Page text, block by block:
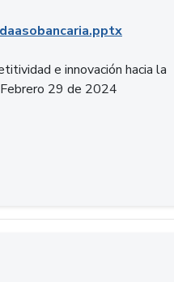
e innovación hacia la
29 de 2024